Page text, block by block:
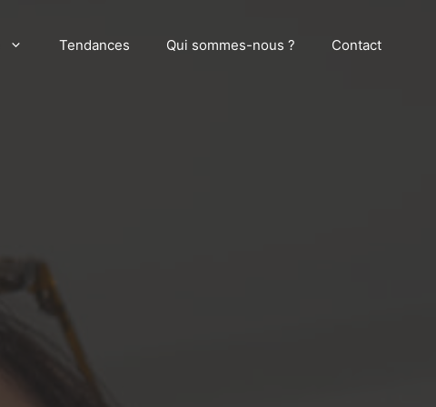
Tendances Qui sommes-nous ? Contact